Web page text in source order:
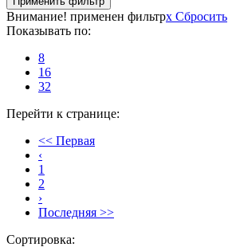
Внимание! применен фильтрx Сбросить
Показывать по:
8
16
32
Перейти к странице:
<< Первая
‹
1
2
›
Последняя >>
Сортировка: